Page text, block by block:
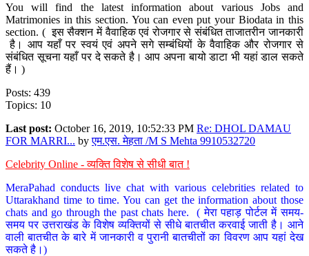
You will find the latest information about various Jobs and
Matrimonies in this section. You can even put your Biodata in this
section. ( इस सैक्शन में वैवाहिक एवं रोजगार से संबंधित ताजातरीन जानकारी
है। आप यहाँ पर स्वयं एवं अपने सगे सम्बंधियों के वैवाहिक और रोजगार से
संबंधित सूचना यहाँ पर दे सकते है। आप अपना बायो डाटा भी यहां डाल सकते
हैं। )
Posts: 439
Topics: 10
Last post: October 16, 2019, 10:52:33 PM Re: DHOL DAMAU
FOR MARRI... byएम.एस. मेहता /M S Mehta 9910532720
Celebrity Online - व्यक्ति विशेष से सीधी बात !
MeraPahad conducts live chat with various celebrities related to
Uttarakhand time to time. You can get the information about those
chats and go through the past chats here. ( मेरा पहाड़ पोर्टल में समय-
समय पर उत्तराखंड के विशेष व्यक्तियों से सीधे बातचीत करवाई जाती है। आने
वाली बातचीत के बारे में जानकारी व पुरानी बातचीतों का विवरण आप यहां देख
सकते है।)